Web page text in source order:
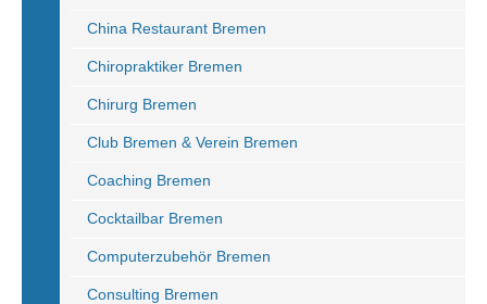
China Restaurant Bremen
Chiropraktiker Bremen
Chirurg Bremen
Club Bremen & Verein Bremen
Coaching Bremen
Cocktailbar Bremen
Computerzubehör Bremen
Consulting Bremen